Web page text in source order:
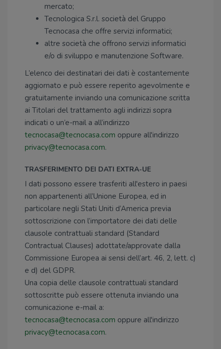
mercato;
Tecnologica S.r.l. società del Gruppo
Tecnocasa che offre servizi informatici;
altre società che offrono servizi informatici
e/o di sviluppo e manutenzione Software.
L’elenco dei destinatari dei dati è costantemente
aggiornato e può essere reperito agevolmente e
gratuitamente inviando una comunicazione scritta
ai Titolari del trattamento agli indirizzi sopra
indicati o un’e-mail a all’indirizzo
tecnocasa@tecnocasa.com oppure all'indirizzo
privacy@tecnocasa.com.
TRASFERIMENTO DEI DATI EXTRA-UE
I dati possono essere trasferiti all'estero in paesi
non appartenenti all’Unione Europea, ed in
particolare negli Stati Uniti d’America previa
sottoscrizione con l’importatore dei dati delle
clausole contrattuali standard (Standard
Contractual Clauses) adottate/approvate dalla
Commissione Europea ai sensi dell’art. 46, 2, lett. c)
e d) del GDPR.
Una copia delle clausole contrattuali standard
sottoscritte può essere ottenuta inviando una
comunicazione e-mail a:
tecnocasa@tecnocasa.com oppure all'indirizzo
privacy@tecnocasa.com.